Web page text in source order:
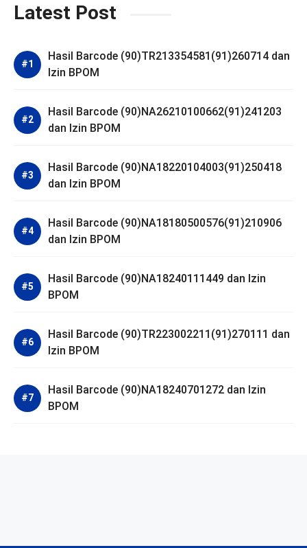
Latest Post
Hasil Barcode (90)TR213354581(91)260714 dan
Izin BPOM
Hasil Barcode (90)NA26210100662(91)241203
dan Izin BPOM
Hasil Barcode (90)NA18220104003(91)250418
dan Izin BPOM
Hasil Barcode (90)NA18180500576(91)210906
dan Izin BPOM
Hasil Barcode (90)NA18240111449 dan Izin
BPOM
Hasil Barcode (90)TR223002211(91)270111 dan
Izin BPOM
Hasil Barcode (90)NA18240701272 dan Izin
BPOM